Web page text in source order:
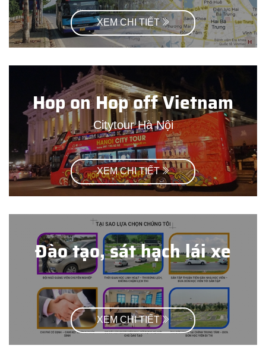
XEM CHI TIẾT
Hop on Hop off Vietnam
Citytour Hà Nội
XEM CHI TIẾT
Đào tạo, sát hạch lái xe
XEM CHI TIẾT